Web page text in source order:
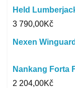
Held
3 790,00Kč
Nexen
Nankang Forta
2 204,00Kč